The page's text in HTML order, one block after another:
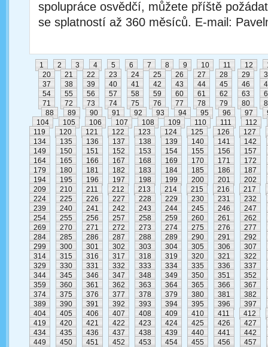
spolupráce osvědčí, můžete příště
se splatností až 360 měsíců. E-mail:
1 2 3 4 5 6 7 8 9 10 11 12
20
21 22 23 24 25 26 27 28 29
37
38 39 40 41 42 43 44 45 46
54
55 56 57 58 59 60 61 62 63
71
72 73 74 75 76 77 78 79 80
88
89 90 91 92 93 94 95 96 97
104
105 106 107 108 109 110 111
112
119
120 121 122 123 124 125 126
127
134
135 136 137 138 139 140 141
142
149
150 151 152 153 154 155 156
157
164
165 166 167 168 169 170 171
172
179
180 181 182 183 184 185 186
187
194
195 196 197 198 199 200 201
202
209
210 211 212 213 214 215 216
217
224
225 226 227 228 229 230 231
232
239
240 241 242 243 244 245 246
247
254
255 256 257 258 259 260 261
262
269
270 271 272 273 274 275 276
277
284
285 286 287 288 289 290 291
292
299
300 301 302 303 304 305 306
307
314
315 316 317 318 319 320 321
322
329
330 331 332 333 334 335 336
337
344
345 346 347 348 349 350 351
352
359
360 361 362 363 364 365 366
367
374
375 376 377 378 379 380 381
382
389
390 391 392 393 394 395 396
397
404
405 406 407 408 409 410 411
412
419
420 421 422 423 424 425 426
427
434
435 436 437 438 439 440 441
442
449
450 451 452 453 454 455 456
457